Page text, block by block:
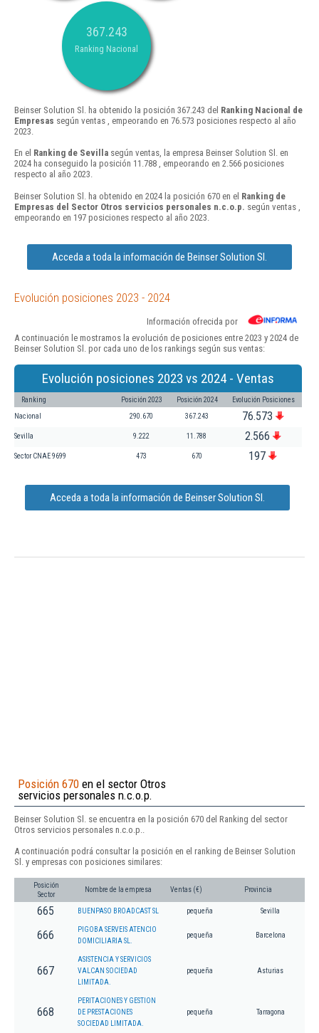
367.243
Ranking Nacional
Beinser Solution Sl. ha obtenido la posición 367.243 del Ranking Nacional de
Empresas según ventas , empeorando en 76.573 posiciones respecto al año
2023.
En el Ranking de Sevilla según ventas, la empresa Beinser Solution Sl. en
2024 ha conseguido la posición 11.788 , empeorando en 2.566 posiciones
respecto al año 2023.
Beinser Solution Sl. ha obtenido en 2024 la posición 670 en el Ranking de
Empresas del Sector Otros servicios personales n.c.o.p. según ventas ,
empeorando en 197 posiciones respecto al año 2023.
Acceda a toda la información de Beinser Solution Sl.
Evolución posiciones 2023 - 2024
Información ofrecida por
A continuación le mostramos la evolución de posiciones entre 2023 y 2024 de
Beinser Solution Sl. por cada uno de los rankings según sus ventas:
Evolución posiciones 2023 vs 2024 - Ventas
Ranking Posición 2023 Posición 2024 Evolución Posiciones
Nacional 290.670 367.243 76.573
Sevilla 9.222 11.788 2.566
Sector CNAE 9699 473 670 197
Acceda a toda la información de Beinser Solution Sl.
Posición 670 en el sector Otros
servicios personales n.c.o.p.
Beinser Solution Sl. se encuentra en la posición 670 del Ranking del sector
Otros servicios personales n.c.o.p..
A continuación podrá consultar la posición en el ranking de Beinser Solution
Sl. y empresas con posiciones similares:
Posición
Sector
Nombre de la empresa Ventas (€) Provincia
665 BUENPASO BROADCAST SL pequeña Sevilla
666
PIGOBA SERVEIS ATENCIO
DOMICILIARIA SL.
pequeña Barcelona
667
ASISTENCIA Y SERVICIOS
VALCAN SOCIEDAD
LIMITADA.
pequeña Asturias
668
PERITACIONES Y GESTION
DE PRESTACIONES
SOCIEDAD LIMITADA.
pequeña Tarragona